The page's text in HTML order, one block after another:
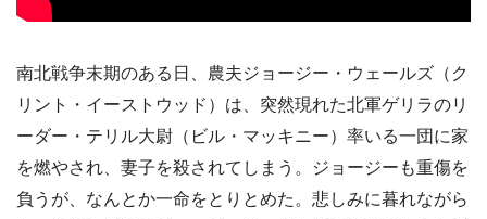
南北戦争末期のある日、農夫ジョージー・ウェールズ（ク
リント・イーストウッド）は、突然現れた北軍ゲリラのリ
ーダー・テリル大尉（ビル・マッキニー）率いる一団に家
を燃やされ、妻子を殺されてしまう。ジョージーも重傷を
負うが、なんとか一命をとりとめた。悲しみに暮れながら